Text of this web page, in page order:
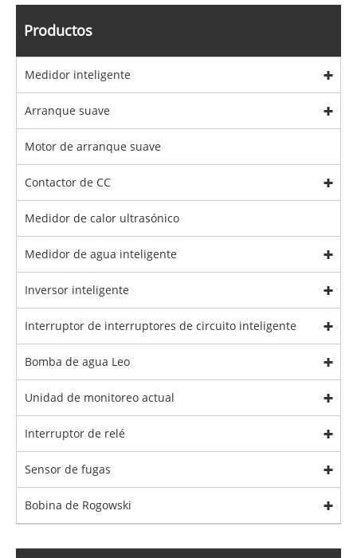
Productos
Medidor inteligente
Arranque suave
Motor de arranque suave
Contactor de CC
Medidor de calor ultrasónico
Medidor de agua inteligente
Inversor inteligente
Interruptor de interruptores de circuito inteligente
Bomba de agua Leo
Unidad de monitoreo actual
Interruptor de relé
Sensor de fugas
Bobina de Rogowski